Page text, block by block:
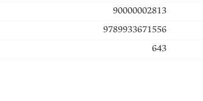
90000002813
9789933671556
643